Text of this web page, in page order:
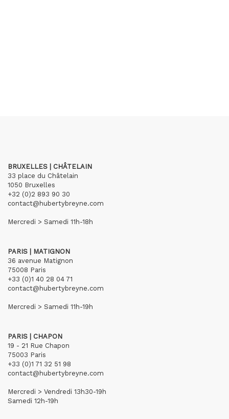
BRUXELLES | CHÂTELAIN
33 place du Châtelain
1050 Bruxelles
+32 (0)2 893 90 30
contact@hubertybreyne.com
Mercredi > Samedi 11h-18h
PARIS | MATIGNON
36 avenue Matignon
75008 Paris
+33 (0)1 40 28 04 71
contact@hubertybreyne.com
Mercredi > Samedi 11h-19h
PARIS | CHAPON
19 - 21 Rue Chapon
75003 Paris
+33 (0)1 71 32 51 98
contact@hubertybreyne.com
Mercredi > Vendredi 13h30-19h
Samedi 12h-19h